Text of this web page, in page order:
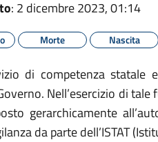
: 2 dicembre 2023, 01:14
Morte Nascita
di competenza statale
Nell’esercizio di
gerarchicamente
da parte dell’ISTAT